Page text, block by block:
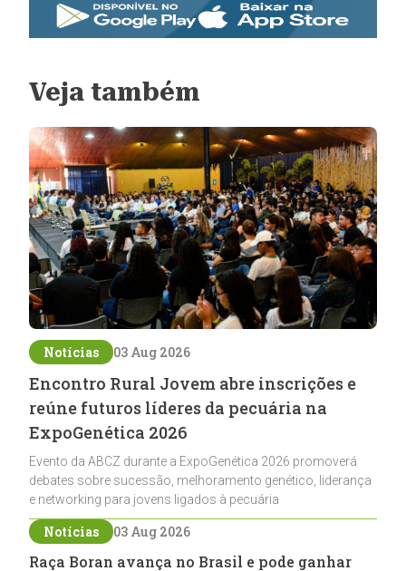
Veja também
Notícias 03 Aug 2026
Encontro Rural Jovem abre inscrições e
reúne futuros líderes da pecuária na
ExpoGenética 2026
Evento da ABCZ durante a ExpoGenética 2026 promoverá
debates sobre sucessão, melhoramento genético, liderança
e networking para jovens ligados à pecuária
Notícias 03 Aug 2026
Raça Boran avança no Brasil e pode ganhar